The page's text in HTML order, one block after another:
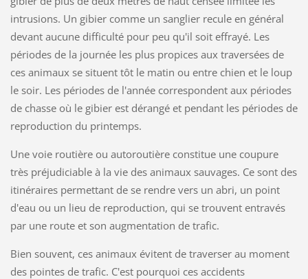
intrusions. Un gibier comme un sanglier recule en général
devant aucune difficulté pour peu qu'il soit effrayé. Les
périodes de la journée les plus propices aux traversées de
ces animaux se situent tôt le matin ou entre chien et le loup
le soir. Les périodes de l'année correspondent aux périodes
de chasse où le gibier est dérangé et pendant les périodes de
reproduction du printemps.
Une voie routière ou autoroutière constitue une coupure
très préjudiciable à la vie des animaux sauvages. Ce sont des
itinéraires permettant de se rendre vers un abri, un point
d'eau ou un lieu de reproduction, qui se trouvent entravés
par une route et son augmentation de trafic.
Bien souvent, ces animaux évitent de traverser au moment
des pointes de trafic. C'est pourquoi ces accidents